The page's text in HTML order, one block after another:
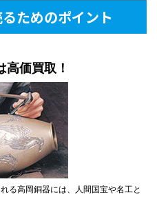
ためのポイント
価買取！
る高岡銅器には、人間国宝や名工と